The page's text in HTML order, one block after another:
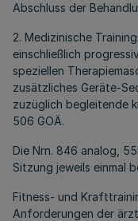
Abschluss der
2. Medizinische
einschließlich
speziellen
zusätzliches Geräte-
zuzüglich begleitende
506 GOÄ.
Die Nrn. 846 analog,
Sitzung jeweils einmal
Fitness- und
Anforderungen der